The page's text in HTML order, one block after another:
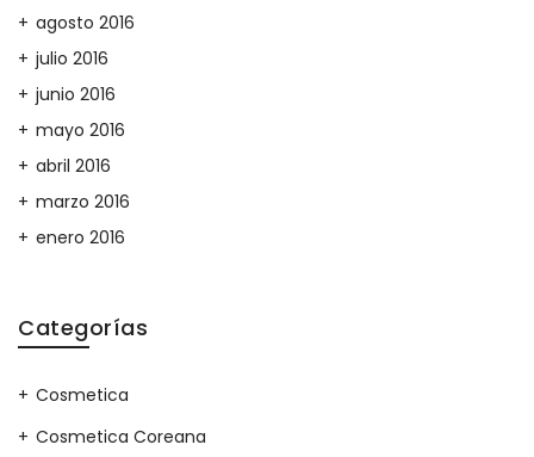
agosto 2016
julio 2016
junio 2016
mayo 2016
abril 2016
marzo 2016
enero 2016
Categorías
Cosmetica
Cosmetica Coreana